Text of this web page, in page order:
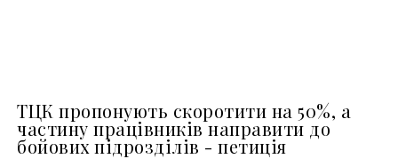
ТЦК пропонують скоротити на 50%, а
частину працівників направити до
бойових підрозділів - петиція